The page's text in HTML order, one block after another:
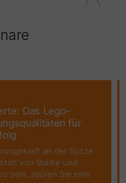
Das Lego-
für
an der Spitze
von Stärke und
sein, spüren Sie eine